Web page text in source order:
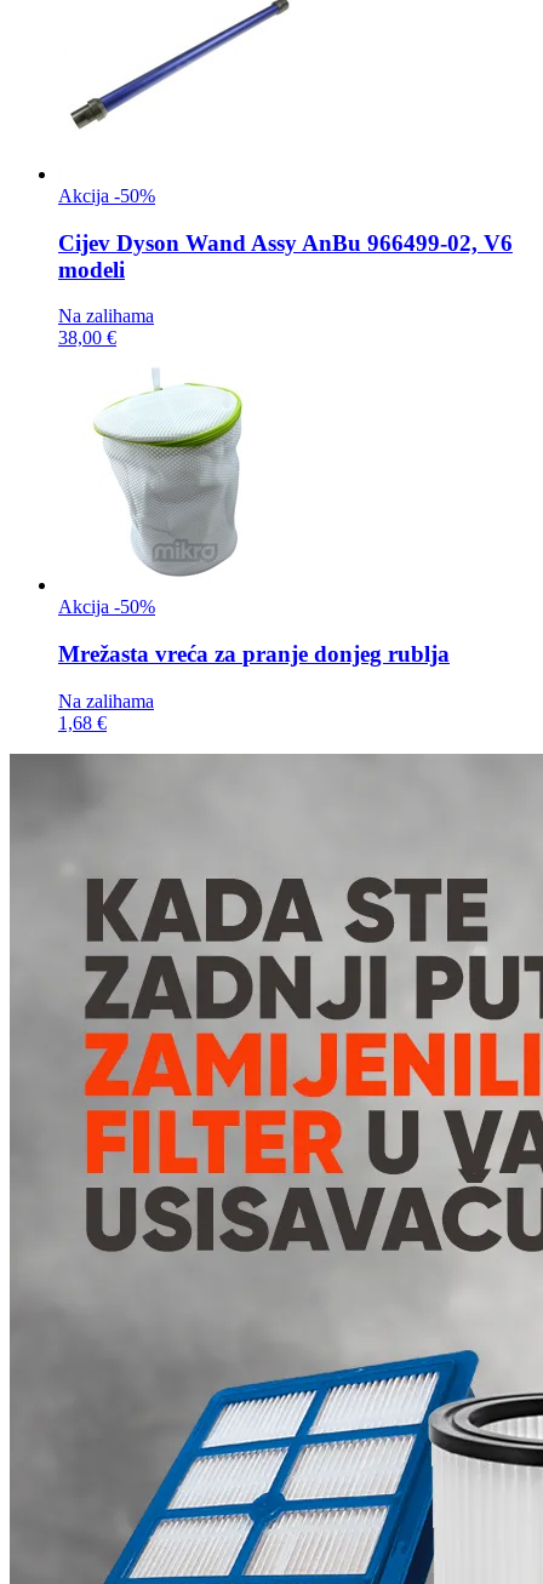
Akcija -50%
Cijev Dyson Wand Assy AnBu 966499-02, V6
modeli
Na zalihama
38,00 €
Akcija -50%
Mrežasta vreća za pranje donjeg rublja
Na zalihama
1,68 €